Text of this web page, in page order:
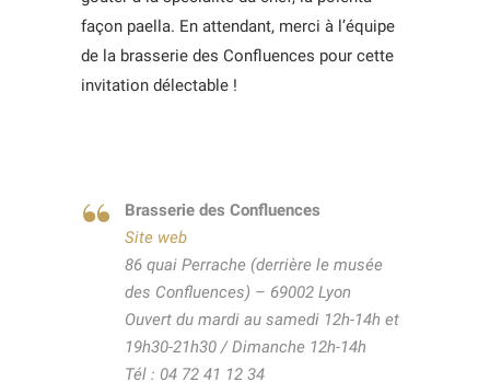
façon paella. En attendant, merci à l’équipe
de la brasserie des Confluences pour cette
invitation délectable !
Brasserie des Confluences
Site web
86 quai Perrache (derrière le musée
des Confluences) – 69002 Lyon
Ouvert du mardi au samedi 12h-14h et
19h30-21h30 / Dimanche 12h-14h
Tél : 04 72 41 12 34